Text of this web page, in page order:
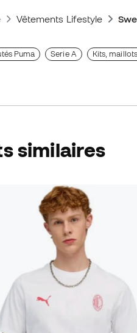
Vêtements Lifestyle
Puma Serie A Kits,
similaires